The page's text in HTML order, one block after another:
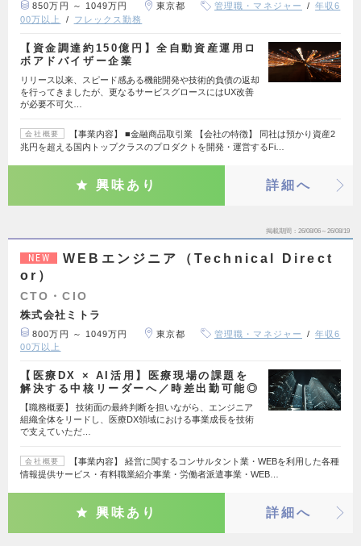
850万円 ～ 1049万円 東京都 管理職・マネジャー
年収6
00万以上
フレックス勤務
【資金調達約150億円】全自動資産運用ロ
ボアドバイザー企業
リリース以来、スピード感ある機能開発や技術的負債の返却
を行ってきましたが、更なるサービスグロースにはUX改善
が必要不可欠…
会社概要
【事業内容】 ■金融商品取引業 【会社の特徴】 同社は預かり資産2
兆円を超える国内トップクラスのプロダクトを開発・運営するFi…
興味あり 詳細へ
掲載期間 26/08/06～26/08/19
NEW
WEBエンジニア（Technical Direct
or）
CTO・CIO
株式会社ミトラ
800万円 ～ 1049万円 東京都 管理職・マネジャー
年収6
00万以上
【医療DX × AI活用】医療現場の課題を
解決する中核リーダーへ／時差出勤可能◎
【職務概要】 技術面の最終判断を担いながら、エンジニア
組織全体をリードし、医療DX領域における事業成長を技術
で支えていただ…
会社概要
【事業内容】 経営に関するコンサルタント業・WEBを利用した各種
情報提供サービス・有料職業紹介事業・労働者派遣事業・WEB…
興味あり 詳細へ